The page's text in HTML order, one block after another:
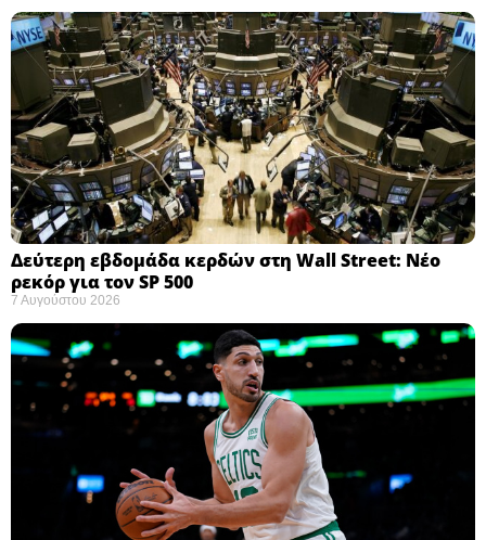
Δεύτερη εβδομάδα κερδών στη Wall Street: Νέο
ρεκόρ για τον SP 500
7 Αυγούστου 2026